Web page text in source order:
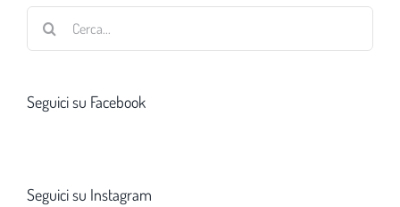
Seguici su Facebook
Seguici su Instagram